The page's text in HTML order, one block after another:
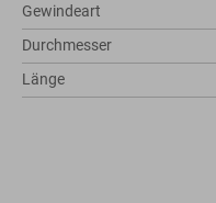
Gewindeart
Durchmesser
Länge